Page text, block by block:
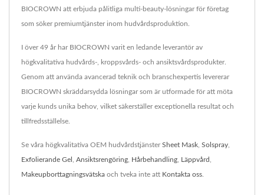
BIOCROWN att erbjuda pålitliga multi-beauty-lösningar för företag
som söker premiumtjänster inom hudvårdsproduktion.
I över 49 år har BIOCROWN varit en ledande leverantör av
högkvalitativa hudvårds-, kroppsvårds- och ansiktsvårdsprodukter.
Genom att använda avancerad teknik och branschexpertis levererar
BIOCROWN skräddarsydda lösningar som är utformade för att möta
varje kunds unika behov, vilket säkerställer exceptionella resultat och
tillfredsställelse.
Se våra högkvalitativa OEM hudvårdstjänsterSheet Mask, Solspray,
Exfolierande Gel , Ansiktsrengöring, Hårbehandling, Läppvård ,
Makeupborttagningsvätska och tveka inte att Kontakta oss.